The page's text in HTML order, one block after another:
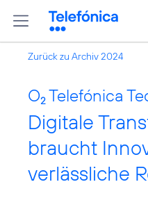
Zurück zu Archiv 2024
O2 Telefónica
Digitale
braucht
verlässliche